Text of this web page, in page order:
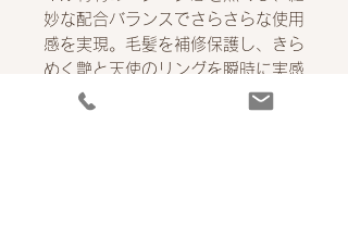
妙な配合バランスでさらさらな使用
感を実現。毛髪を補修保護し、きら
めく艶と天使のリングを瞬時に実感
いただけます。プラチナナノコロイ